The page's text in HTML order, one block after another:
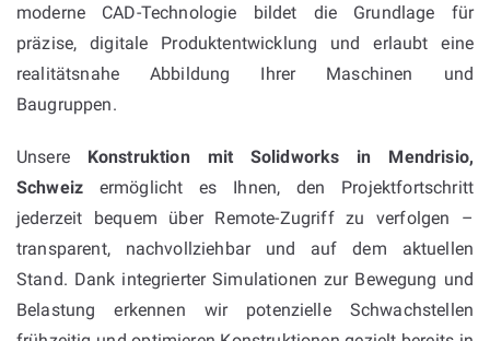
moderne CAD-Technologie bildet die Grundlage für
präzise, digitale Produktentwicklung und erlaubt eine
realitätsnahe Abbildung Ihrer Maschinen und
Baugruppen.
Unsere Konstruktion mit Solidworks in Mendrisio,
Schweiz ermöglicht es Ihnen, den Projektfortschritt
jederzeit bequem über Remote-Zugriff zu verfolgen –
transparent, nachvollziehbar und auf dem aktuellen
Stand. Dank integrierter Simulationen zur Bewegung und
Belastung erkennen wir potenzielle Schwachstellen